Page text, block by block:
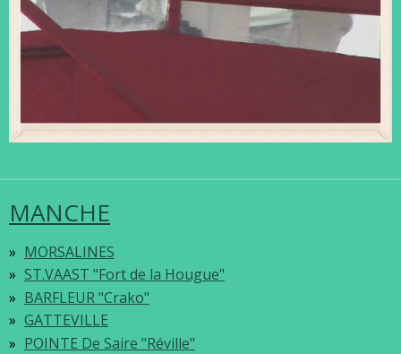
MANCHE
MORSALINES
ST.VAAST "Fort de la Hougue"
BARFLEUR "Crako"
GATTEVILLE
POINTE De Saire "Réville"